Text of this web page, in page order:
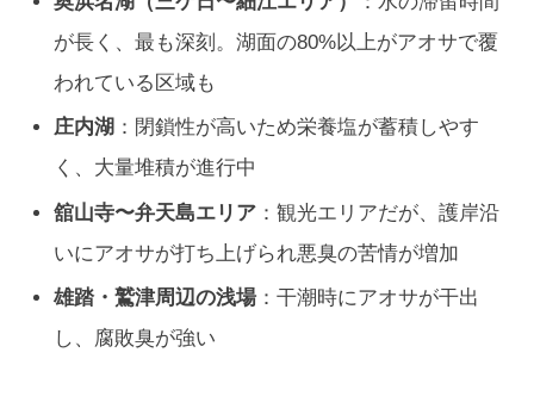
が長く、最も深刻。湖面の80%以上がアオサで覆
われている区域も
庄内湖 ：閉鎖性が高いため栄養塩が蓄積しやす
く、大量堆積が進行中
舘山寺〜弁天島エリア ：観光エリアだが、護岸沿
いにアオサが打ち上げられ悪臭の苦情が増加
雄踏・鷲津周辺の浅場 ：干潮時にアオサが干出
し、腐敗臭が強い